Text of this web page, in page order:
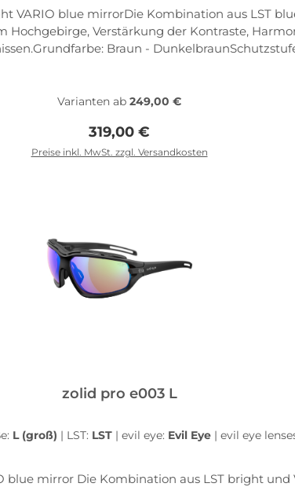
VARIO blue mirrorDie Kombination aus LST
Hochgebirge, Verstärkung der Kontraste,
Braun -
design Double-snap nose bridge Clip-in
Varianten ab 249,00 €
Regulärer Preis:
319,00 €
Preise inkl. MwSt. zzgl. Versandkosten
zolid pro e003 L
L (groß) | LST: LST | evil eye: Evil Eye | evil eye
beider Technologien: